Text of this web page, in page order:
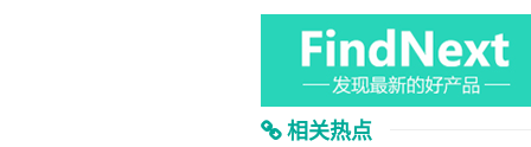
相关热点